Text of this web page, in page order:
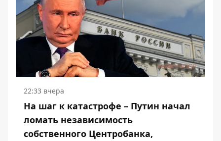
22:33 вчера
На шаг к катастрофе – Путин начал
ломать независимость
собственного Центробанка,